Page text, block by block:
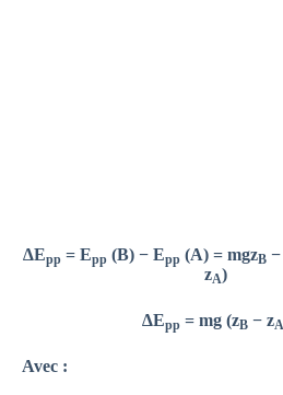
∆Epp = Epp (B) − Epp (A) = mgzB −
zA)
∆Epp = mg (zB − zA
Avec :